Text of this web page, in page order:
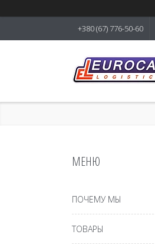
+380 (67) 776-50-60
ПОЧЕМУ МЫ
ТОВАРЫ